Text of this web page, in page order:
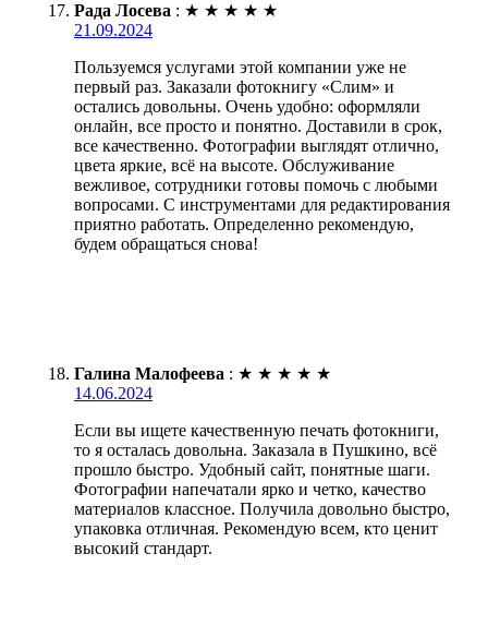
Рада Лосева : ★ ★ ★ ★ ★
21.09.2024
Пользуемся услугами этой компании уже не
первый раз. Заказали фотокнигу «Слим» и
остались довольны. Очень удобно: оформляли
онлайн, все просто и понятно. Доставили в срок,
все качественно. Фотографии выглядят отлично,
цвета яркие, всё на высоте. Обслуживание
вежливое, сотрудники готовы помочь с любыми
вопросами. С инструментами для редактирования
приятно работать. Определенно рекомендую,
будем обращаться снова!
Галина Малофеева : ★ ★ ★ ★ ★
14.06.2024
Если вы ищете качественную печать фотокниги,
то я осталась довольна. Заказала в Пушкино, всё
прошло быстро. Удобный сайт, понятные шаги.
Фотографии напечатали ярко и четко, качество
материалов классное. Получила довольно быстро,
упаковка отличная. Рекомендую всем, кто ценит
высокий стандарт.